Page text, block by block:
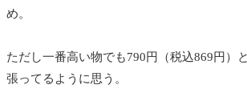
め。
ただし一番高い物でも790円（税込869円）
張ってるように思う。